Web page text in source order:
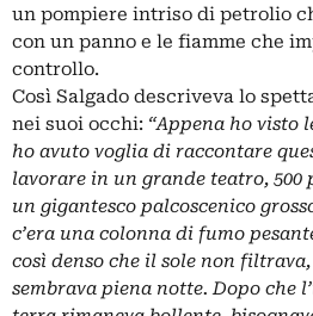
un pompiere intriso di petrolio
con un panno e le fiamme che
controllo.
Così Salgado descriveva lo
nei suoi occhi: “Appena ho visto
ho avuto voglia di raccontare
lavorare in un grande teatro, 500
un gigantesco palcoscenico
c’era una colonna di fumo
così denso che il sole non
sembrava piena notte. Dopo che